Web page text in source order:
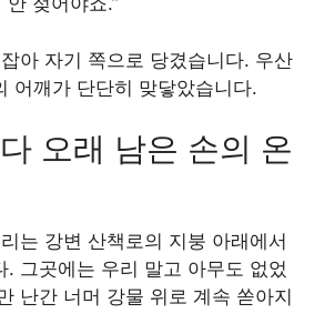
아 자기 쪽으로 당겼습니다. 우산
어깨가 단단히 맞닿았습니다.
오래 남은 손의 온
는 강변 산책로의 지붕 아래에서
. 그곳에는 우리 말고 아무도 없었
난간 너머 강물 위로 계속 쏟아지